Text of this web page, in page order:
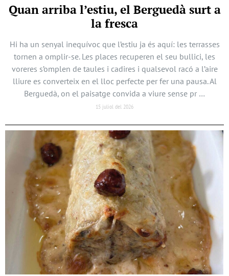
Quan arriba l’estiu, el Berguedà surt a
la fresca
Hi ha un senyal inequívoc que l’estiu ja és aquí: les terrasses
tornen a omplir-se. Les places recuperen el seu bullici, les
voreres s’omplen de taules i cadires i qualsevol racó a l’aire
lliure es converteix en el lloc perfecte per fer una pausa. Al
Berguedà, on el paisatge convida a viure sense pr …
15 juliol del 2026